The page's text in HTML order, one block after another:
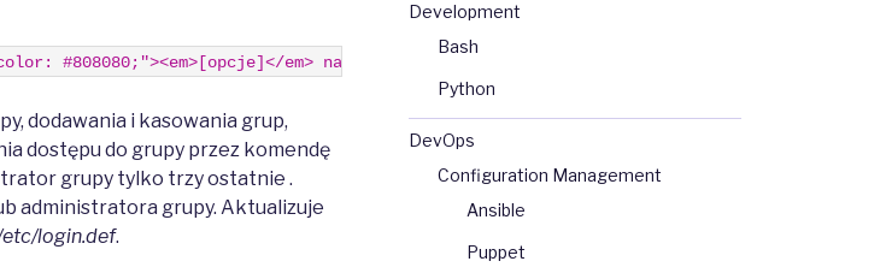
#808080;"><em>[opcje]</em> nazwa_grupy</span>
dodawania i kasowania grup,
dostępu do grupy przez komendę
grupy tylko trzy ostatnie .
administratora grupy. Aktualizuje
login.def.
Development
Bash
Python
DevOps
Configuration Management
Ansible
Puppet